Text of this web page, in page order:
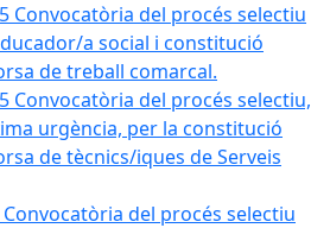
Convocatòria del procés selectiu
a social i constitució
de treball comarcal.
Convocatòria del procés selectiu,
urgència, per la constitució
de tècnics/iques de Serveis
Convocatòria del procés selectiu